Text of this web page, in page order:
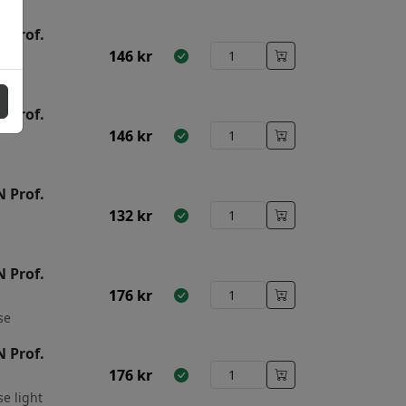
Prof.
146 kr
Prof.
146 kr
Prof.
132 kr
Prof.
176 kr
Prof.
light
176 kr